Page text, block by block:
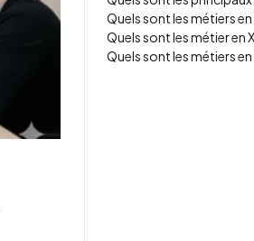
Quels sont les métiers en
Quels sont les métier en
Quels sont les métiers en